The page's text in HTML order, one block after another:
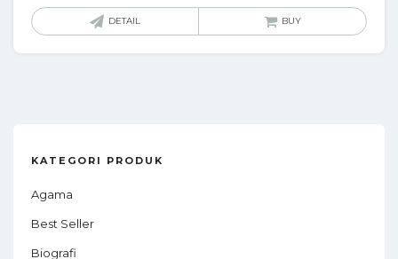
DETAIL BUY
KATEGORI PRODUK
Agama
Best Seller
Biografi